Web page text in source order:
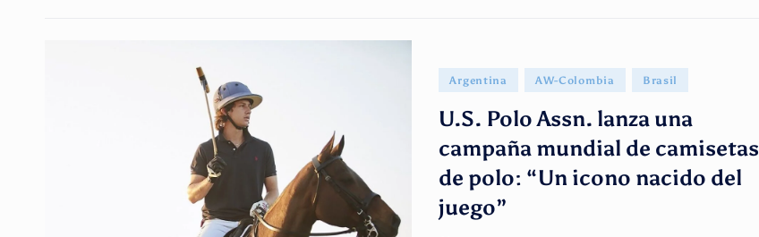
Publicado
Argentina AW-Colombia Brasil
U.S. Polo Assn. lanza una
campaña mundial de camisetas
de polo: “Un icono nacido del
juego”